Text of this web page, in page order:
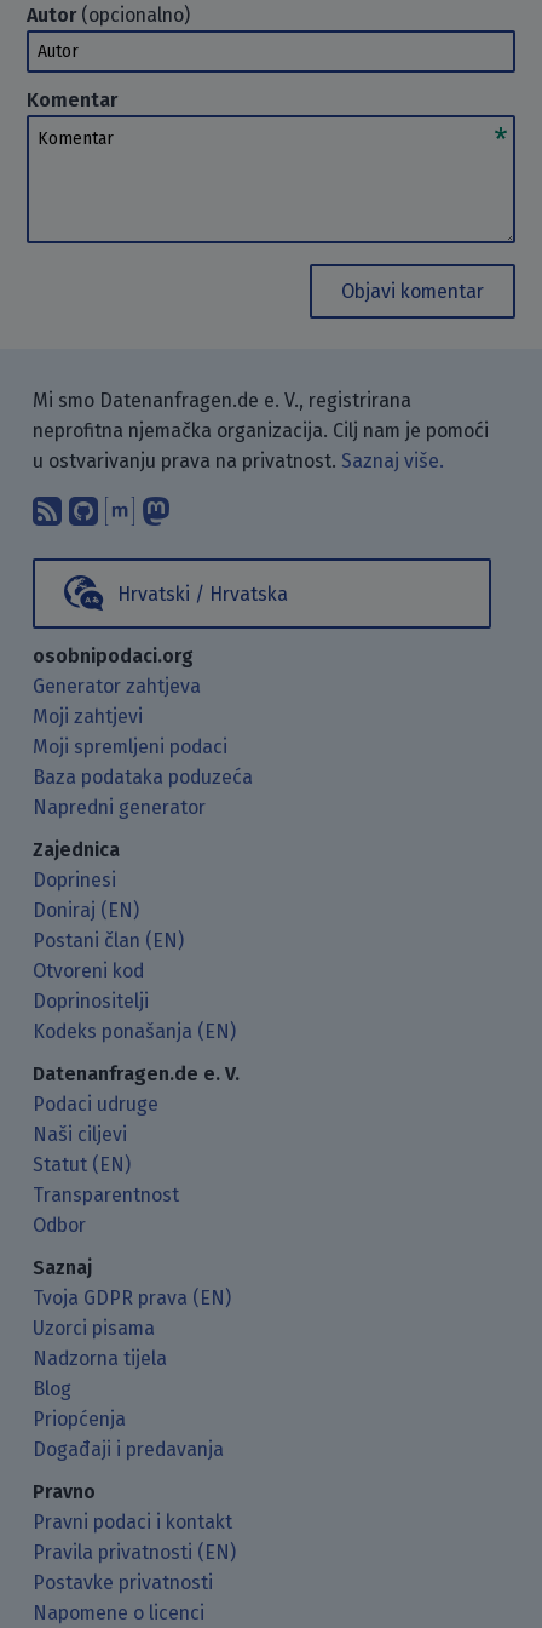
Autor(opcionalno)
Autor
Komentar
Komentar
Objavi komentar
Mi smo Datenanfragen.de e. V., registrirana
neprofitna njemačka organizacija. Cilj nam je pomoći
u ostvarivanju prava na privatnost. Saznaj više.
Pretplati se na naš blog koristeći
Pronađi nas na GitHubu.
Raspravljaj s nama putem
Hrvatski / Hrvatska
osobnipodaci.org
Generator zahtjeva
Moji zahtjevi
Moji spremljeni podaci
Baza podataka poduzeća
Napredni generator
Zajednica
Doprinesi
Doniraj (EN)
Postani član (EN)
Otvoreni kod
Doprinositelji
Kodeks ponašanja (EN)
Datenanfragen.de e. V.
Podaci udruge
Naši ciljevi
Statut (EN)
Transparentnost
Odbor
Saznaj
Tvoja GDPR prava (EN)
Uzorci pisama
Nadzorna tijela
Blog
Priopćenja
Događaji i predavanja
Pravno
Pravni podaci i kontakt
Pravila privatnosti (EN)
Postavke privatnosti
Napomene o licenci